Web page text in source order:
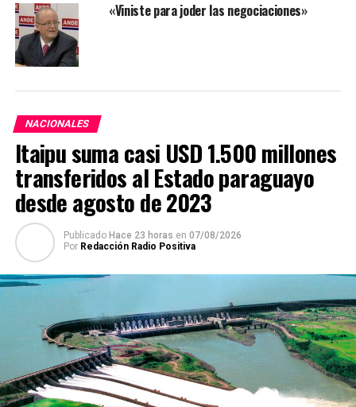
«Viniste para joder las negociaciones»
NACIONALES
Itaipu suma casi USD 1.500 millones
transferidos al Estado paraguayo
desde agosto de 2023
Publicado Hace 23 horas en 07/08/2026
Por Redacción Radio Positiva